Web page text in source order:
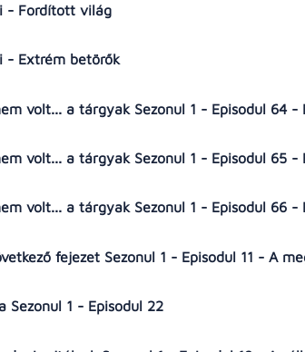
- Fordított világ
- Extrém betörők
volt... a tárgyak Sezonul 1 - Episodul 64
volt... a tárgyak Sezonul 1 - Episodul 65
volt... a tárgyak Sezonul 1 - Episodul 66
fejezet Sezonul 1 - Episodul 11 - A
Sezonul 1 - Episodul 22